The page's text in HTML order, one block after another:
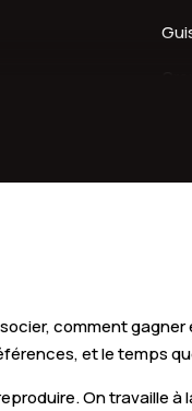
La
comment
et le temps
On travaille à